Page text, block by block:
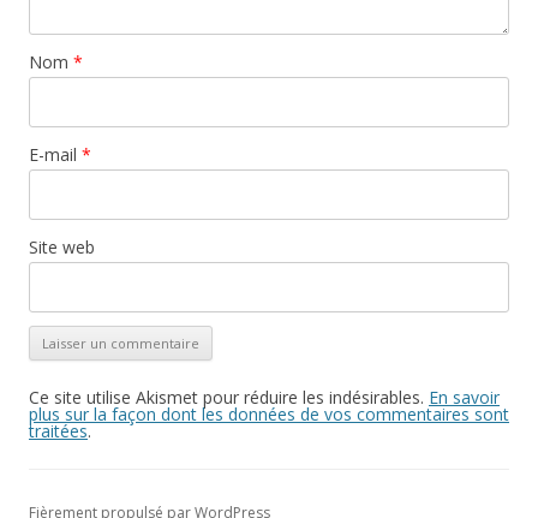
Nom *
E-mail *
Site web
Ce site utilise Akismet pour réduire les indésirables. En savoir
plus sur la façon dont les données de vos commentaires sont
traitées.
Fièrement propulsé par WordPress